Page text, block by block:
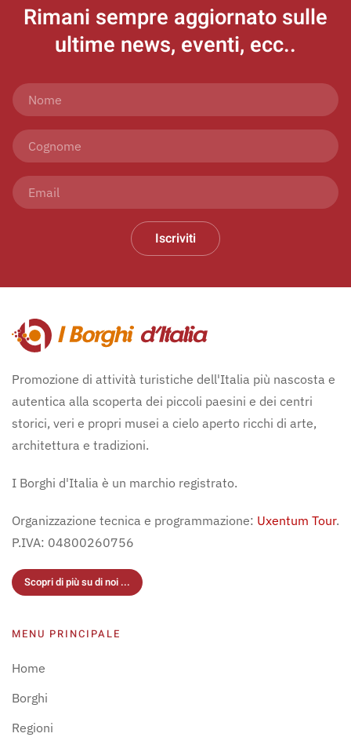
Rimani sempre aggiornato sulle
ultime news, eventi, ecc..
Iscriviti
Promozione di attività turistiche dell'Italia più nascosta e
autentica alla scoperta dei piccoli paesini e dei centri
storici, veri e propri musei a cielo aperto ricchi di arte,
architettura e tradizioni.
I Borghi d'Italia è un marchio registrato.
Organizzazione tecnica e programmazione: Uxentum Tour.
P.IVA: 04800260756
Scopri di più su di noi ...
MENU PRINCIPALE
Home
Borghi
Regioni